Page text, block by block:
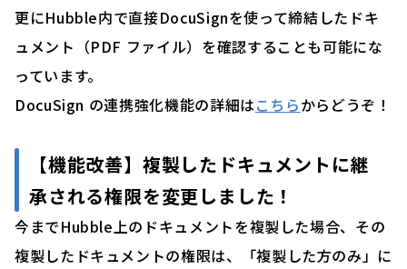
更にHubble内で直接DocuSignを使って締結したドキ
ュメント（PDF ファイル）を確認することも可能にな
っています。
DocuSign の連携強化機能の詳細はこちらからどうぞ！
【機能改善】複製したドキュメントに継
承される権限を変更しました！
今までHubble上のドキュメントを複製した場合、その
複製したドキュメントの権限は、「複製した方のみ」に